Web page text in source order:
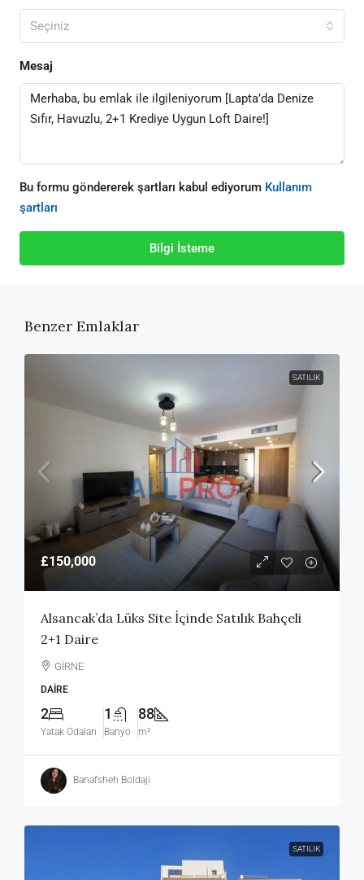
Seçiniz
Mesaj
Bu formu göndererek şartları kabul ediyorum Kullanım
şartları
Bilgi İsteme
Benzer Emlaklar
SATILIK
£150,000
Alsancak’da Lüks Site İçinde Satılık Bahçeli
2+1 Daire
GİRNE
DAIRE
2
Yatak Odaları
1
Banyo
88
m²
Banafsheh Boldaji
SATILIK